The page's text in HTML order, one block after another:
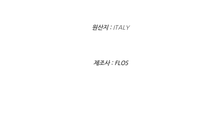
원산지 : ITALY
제조사 : FLOS